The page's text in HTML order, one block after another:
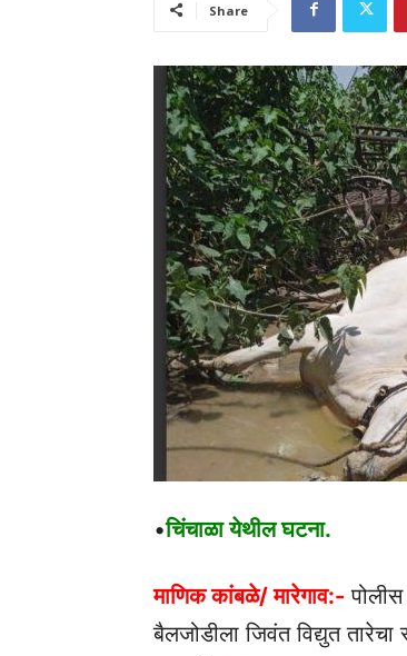
Share
•चिंचाळा येथील घटना.
माणिक कांबळे/ मारेगाव:-
बैलजोडीला जिवंत विद्युत